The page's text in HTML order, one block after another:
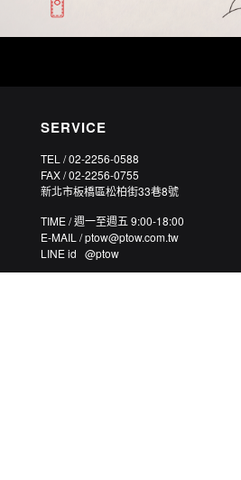
SERVICE
TEL / 02-2256-0588
FAX / 02-2256-0755
新北市板橋區松柏街33巷8號
TIME / 週一至週五 9:00-18:00
E-MAIL / ptow@ptow.com.tw
LINE id @ptow